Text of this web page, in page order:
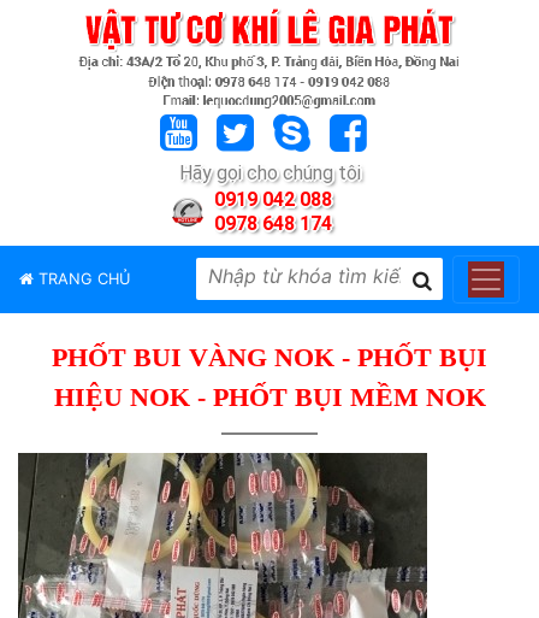
Hãy gọi cho chúng tôi
0919 042 088
0978 648 174
TRANG CHỦ
PHẨM
HIỆU
PHỐT BUI VÀNG NOK - PHỐT BỤI
HIỆU NOK - PHỐT BỤI MỀM NOK